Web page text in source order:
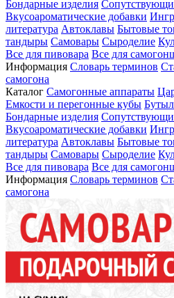
Бондарные изделия
Вкусоароматические добавки
литература Автоклавы Бытовые
тандыры Самовары Сыроделие
Все для пивовара Все для
Информация Словарь терминов
самогона
Каталог Самогонные аппараты
Емкости и перегонные кубы
Бондарные изделия
Вкусоароматические добавки
литература Автоклавы Бытовые
тандыры Самовары Сыроделие
Все для пивовара Все для
Информация Словарь терминов
самогона